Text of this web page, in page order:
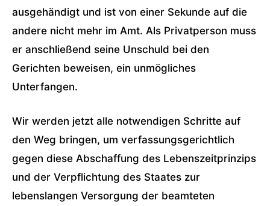
ausgehändigt und ist von einer Sekunde auf die
andere nicht mehr im Amt. Als Privatperson muss
er anschließend seine Unschuld bei den
Gerichten beweisen, ein unmögliches
Unterfangen.
Wir werden jetzt alle notwendigen Schritte auf
den Weg bringen, um verfassungsgerichtlich
gegen diese Abschaffung des Lebenszeitprinzips
und der Verpflichtung des Staates zur
lebenslangen Versorgung der beamteten